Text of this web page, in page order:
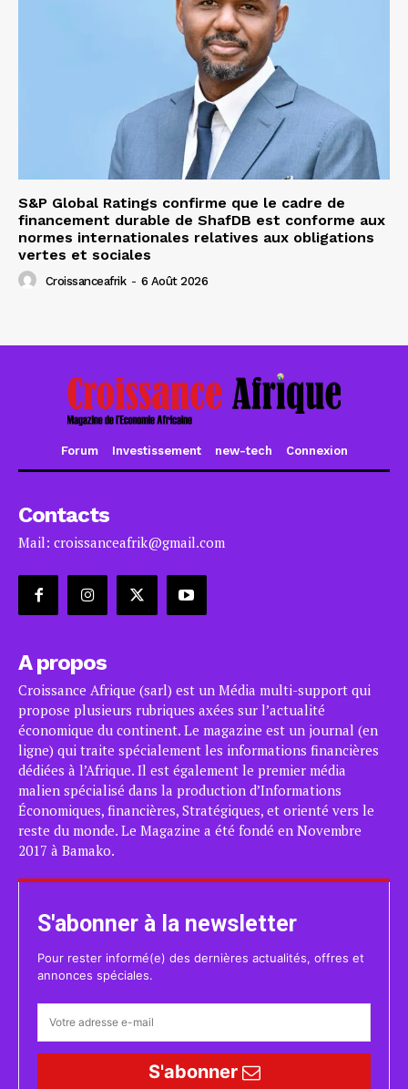
S&P Global Ratings confirme que le cadre de
financement durable de ShafDB est conforme aux
normes internationales relatives aux obligations
vertes et sociales
Croissanceafrik - 6 Août 2026
Forum Investissement new-tech Connexion
Contacts
Mail: croissanceafrik@gmail.com
A propos
Croissance Afrique (sarl) est un Média multi-support qui
propose plusieurs rubriques axées sur l’actualité
économique du continent. Le magazine est un journal (en
ligne) qui traite spécialement les informations financières
dédiées à l’Afrique. Il est également le premier média
malien spécialisé dans la production d’Informations
Économiques, financières, Stratégiques, et orienté vers le
reste du monde. Le Magazine a été fondé en Novembre
2017 à Bamako.
S'abonner à la newsletter
Pour rester informé(e) des dernières actualités, offres et
annonces spéciales.
S'abonner